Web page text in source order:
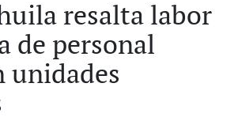
resalta labor
de personal
unidades